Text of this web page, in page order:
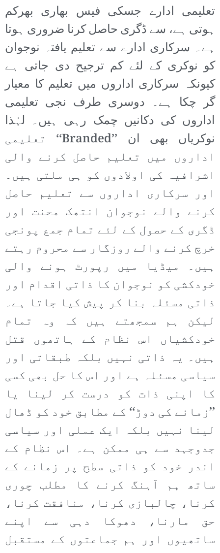
تعلیمی ادارے جسکی فیس بھاری بھرکم
ہوتی ہے، سے ڈگری حاصل کرنا ضروری ہوتا
ہے۔ سرکاری ادارے سے تعلیم یافتہ نوجوان
کو نوکری کے لئے کم ترجیح دی جاتی ہے
کیونکہ سرکاری اداروں میں تعلیم کا معیار
گر چکا ہے۔ دوسری طرف نجی تعلیمی
اداروں کی دکانیں چمک رہی ہیں۔ لہٰذا
نوکریاں بھی ان ’’Branded‘‘ تعلیمی
اداروں میں تعلیم حاصل کرنے والی
اشرافیہ کی اولادوں کو ہی ملتی ہیں۔
اور سرکاری اداروں سے تعلیم حاصل
کرنے والے نوجوان انتھک محنت اور
ڈگری کے حصول کے لئے تمام جمع پونجی
خرچ کرنے والے روزگار سے محروم رہتے
ہیں۔ میڈیا میں رپورٹ ہونے والی
خودکشی کو نوجوان کا ذاتی اقدام اور
ذاتی مسئلہ بنا کر پیش کیا جاتا ہے۔
لیکن ہم سمجھتے ہیں کہ وہ تمام
خودکشیاں اس نظام کے ہاتھوں قتل
ہیں۔ یہ ذاتی نہیں بلکہ طبقاتی اور
سیاسی مسئلہ ہے اور اس کا حل بھی کسی
کا اپنی ذات کو درست کر لینا یا
’’زمانے کی دوڑ‘‘ کے مطابق خود کو ڈھال
لینا نہیں بلکہ ایک عملی اور سیاسی
جدوجہد سے ہی ممکن ہے۔ اس نظام کے
اندر خود کو ذاتی سطح پر زمانے کے
ساتھ ہم آہنگ کرنے کا مطلب چوری
کرنا، چالبازی کرنا، منافقت کرنا،
حق مارنا، دھوکا دہی سے اپنے
ساتھیوں اور ہم جماعتوں کے مستقبل